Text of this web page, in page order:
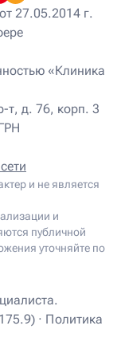
27.05.2014 г.
«Клиника
т, д. 76, корп. 3
и не является
и
публичной
уточняйте по
· Политика